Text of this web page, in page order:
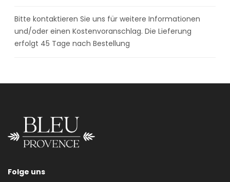
Bitte kontaktieren Sie uns für weitere Informationen
und/oder einen Kostenvoranschlag. Die Lieferung
erfolgt 45 Tage nach Bestellung
Folge uns